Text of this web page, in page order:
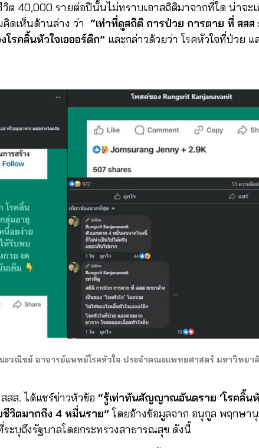
ต 40,000 รายต่อปีนั้นไม่ทราบเอาสถิติมาจากที่ใด น่าจะเ
ดเห็นด้านล่าง ว่า “เท่าที่ดูสถิติ การป่วย การตาย ที่ สสส
โรคลิ้นหัวใจเอออร์ติก” และกล่าวด้วยว่า โรคหัวใจที่ป่วย แ
วณิชย์ อาจารย์แพทย์โรคหัวใจ ประจำคณะแพทยศาสตร์ มหาวิทยาลั
สส. ได้แชร์ข่าวห้วข้อ “รู้เท่าทันสัญญาณอันตราย ‘โรคลิ้น
วิตมากถึง 4 หมื่นราย” โดยอ้างข้อมูลจาก อนุกูล พฤกษา
ะบุถึงรัฐบาลโดยกระทรวงสาธารณสุข ดังนี้